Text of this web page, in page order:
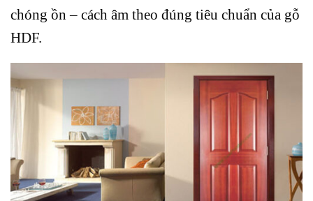
chóng ồn – cách âm theo đúng tiêu chuẩn của gỗ
HDF.